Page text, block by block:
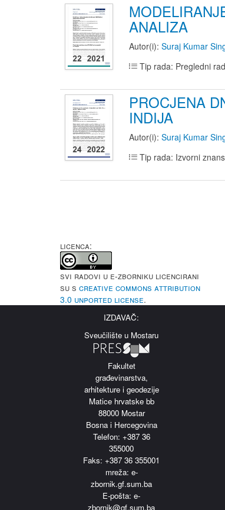
ANALIZA
Autor(i): Suraj Kumar
Tip rada: Pregledni rad
PROCJENA
INDIJA
Autor(i): Suraj Kumar
Tip rada: Izvorni
LICENCA:
Svi radovi u e-Zborniku licencirani
su s Creative Commons Attribution
3.0 Unported License.
IZDAVAČ:
Sveučilište u Mostaru
Fakultet
građevinarstva,
arhitekture i geodezije
Matice hrvatske bb
88000 Mostar
Bosna i Hercegovina
Telefon: +387 36
355000
Faks: +387 36 355001
mreža: e-
zbornik.gf.sum.ba
E-pošta: e-
zbornik@gf.sum.ba